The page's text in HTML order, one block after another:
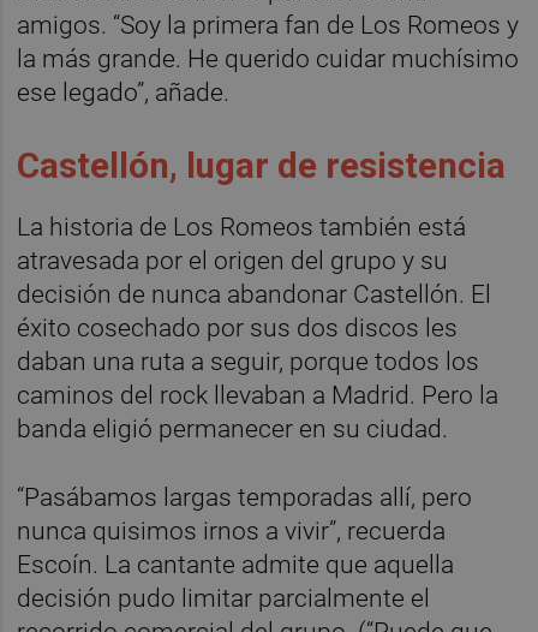
amigos. “Soy la primera fan de Los Romeos y
la más grande. He querido cuidar muchísimo
ese legado”, añade.
Castellón, lugar de resistencia
La historia de Los Romeos también está
atravesada por el origen del grupo y su
decisión de nunca abandonar Castellón. El
éxito cosechado por sus dos discos les
daban una ruta a seguir, porque todos los
caminos del rock llevaban a Madrid. Pero la
banda eligió permanecer en su ciudad.
“Pasábamos largas temporadas allí, pero
nunca quisimos irnos a vivir”, recuerda
Escoín. La cantante admite que aquella
decisión pudo limitar parcialmente el